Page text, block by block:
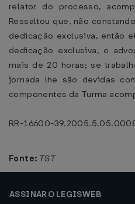
relator do processo,
Ressaltou que, não
dedicação exclusiva, então
dedicação exclusiva, o
mais de 20 horas; se
jornada lhe são devidas
componentes da Turma
RR-16600-
Fonte: TST
ASSINAR O LEGISWEB